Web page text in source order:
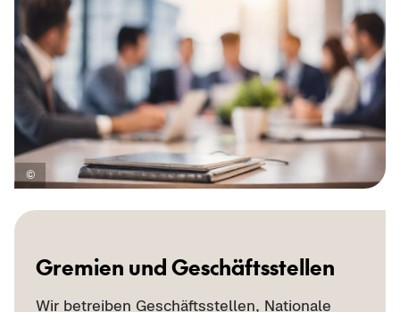
Gre­mi­en und Ge­schäfts­stel­len
Wir be­trei­ben Ge­schäfts­stel­len, Na­tio­na­le